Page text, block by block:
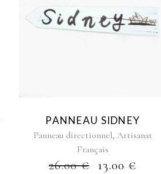
PANNEAU SIDNEY
Panneau directionnel, Artisanat
Français
26.00€ 13.00 €